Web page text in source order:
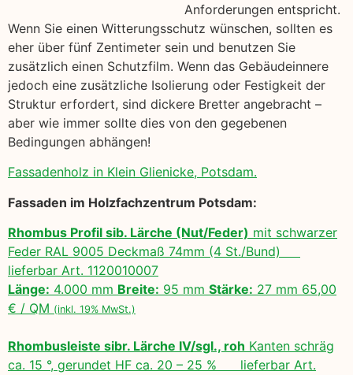
Anforderungen entspricht.
Wenn Sie einen Witterungsschutz wünschen, sollten es
eher über fünf Zentimeter sein und benutzen Sie
zusätzlich einen Schutzfilm. Wenn das Gebäudeinnere
jedoch eine zusätzliche Isolierung oder Festigkeit der
Struktur erfordert, sind dickere Bretter angebracht –
aber wie immer sollte dies von den gegebenen
Bedingungen abhängen!
Fassadenholz in Klein Glienicke, Potsdam.
Fassaden im Holzfachzentrum Potsdam:
Rhombus Profil sib. Lärche (Nut/Feder) mit schwarzer
Feder RAL 9005 Deckmaß 74mm (4 St./Bund)
lieferbar Art. 1120010007
Länge: 4.000 mm Breite: 95 mm Stärke: 27 mm 65,00
€ / QM (inkl. 19% MwSt.)
Rhombusleiste sibr. Lärche IV/sgl., roh Kanten schräg
ca. 15 °, gerundet HF ca. 20 – 25 % lieferbar Art.